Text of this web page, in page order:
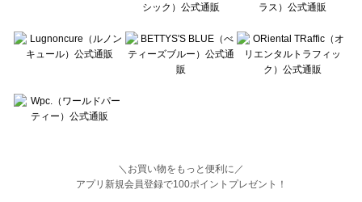
＼お買い物をもっと便利に／
アプリ新規会員登録で100ポイントプレゼント！